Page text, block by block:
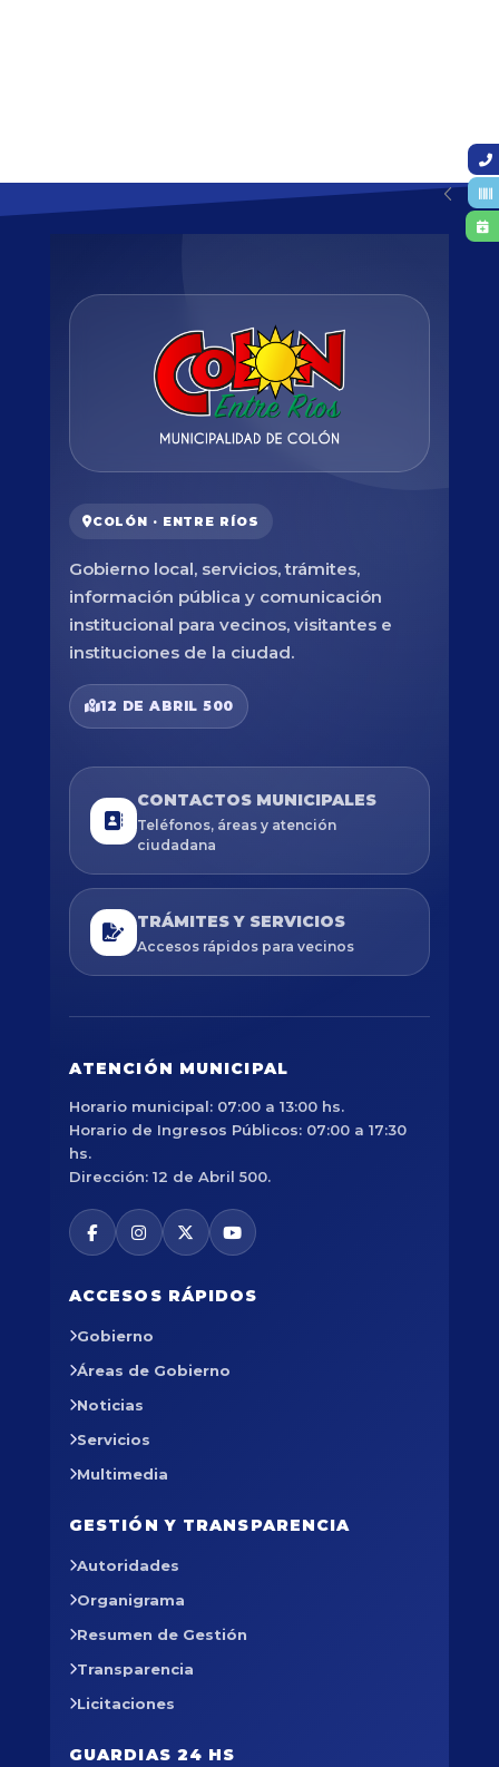
COLÓN · ENTRE RÍOS
Gobierno local, servicios, trámites,
información pública y comunicación
institucional para vecinos, visitantes e
instituciones de la ciudad.
12 DE ABRIL 500
CONTACTOS MUNICIPALES
Teléfonos, áreas y atención
ciudadana
TRÁMITES Y SERVICIOS
Accesos rápidos para vecinos
ATENCIÓN MUNICIPAL
Horario municipal: 07:00 a 13:00 hs.
Horario de Ingresos Públicos: 07:00 a 17:30
hs.
Dirección: 12 de Abril 500.
ACCESOS RÁPIDOS
Gobierno
Áreas de Gobierno
Noticias
Servicios
Multimedia
GESTIÓN Y TRANSPARENCIA
Autoridades
Organigrama
Resumen de Gestión
Transparencia
Licitaciones
GUARDIAS 24 HS